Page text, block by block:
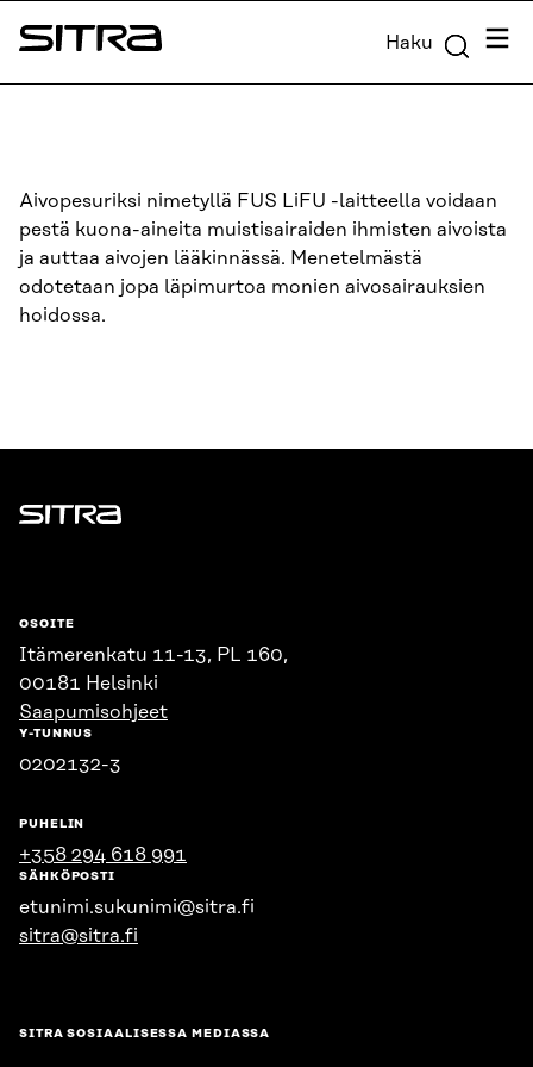
Siirry
suoraan
Sitra Haku
Aivopesuriksi nimetyllä FUS LiFU -laitteella voidaan
pestä kuona-aineita muistisairaiden ihmisten aivoista
ja auttaa aivojen lääkinnässä. Menetelmästä
odotetaan jopa läpimurtoa monien aivosairauksien
hoidossa.
Sitra
OSOITE
Itämerenkatu 11-13, PL 160,
00181 Helsinki
Saapumisohjeet
Y-TUNNUS
0202132-3
PUHELIN
+358 294 618 991
SÄHKÖPOSTI
etunimi.sukunimi@sitra.fi
sitra@sitra.fi
SITRA SOSIAALISESSA MEDIASSA